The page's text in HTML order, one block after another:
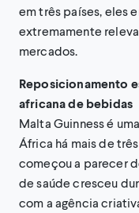
em três países, eles
extremamente
mercados.
Reposicionamento
africana de bebidas
Malta Guinness é
África há mais de
começou a parecer
de saúde cresceu
com a agência